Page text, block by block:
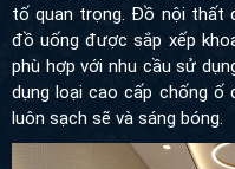
tố quan trọng. Đồ nội thất
đồ uống được sắp xếp
phù hợp với nhu cầu sử
dụng loại cao cấp chống ố
luôn sạch sẽ và sáng bóng.